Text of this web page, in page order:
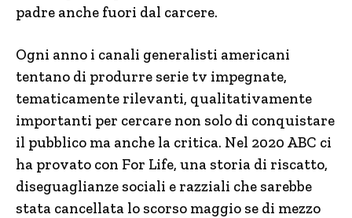
padre anche fuori dal carcere.
Ogni anno i canali generalisti americani
tentano di produrre serie tv impegnate,
tematicamente rilevanti, qualitativamente
importanti per cercare non solo di conquistare
il pubblico ma anche la critica. Nel 2020 ABC ci
ha provato con For Life, una storia di riscatto,
diseguaglianze sociali e razziali che sarebbe
stata cancellata lo scorso maggio se di mezzo